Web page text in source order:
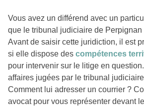
Vous avez un différend avec un
que le tribunal judiciaire de Perpignan
Avant de saisir cette juridiction, il est
si elle dispose des compétences
pour intervenir sur le litige en
affaires jugées par le tribunal
Comment lui adresser un courrier ?
avocat pour vous représenter devant